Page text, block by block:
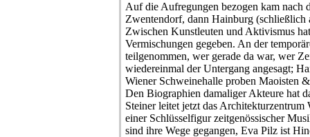
Auf die Aufregungen bezogen kam nach
Zwentendorf, dann Hainburg (schließlich
Zwischen Kunstleuten und Aktivismus
Vermischungen gegeben. An der
teilgenommen, wer gerade da war, wer
wiedereinmal der Untergang angesagt;
Wiener Schweinehalle proben Maoisten
Den Biographien damaliger Akteure hat
Steiner leitet jetzt das
einer Schlüsselfigur zeitgenössischer
sind ihre Wege gegangen, Eva Pilz ist